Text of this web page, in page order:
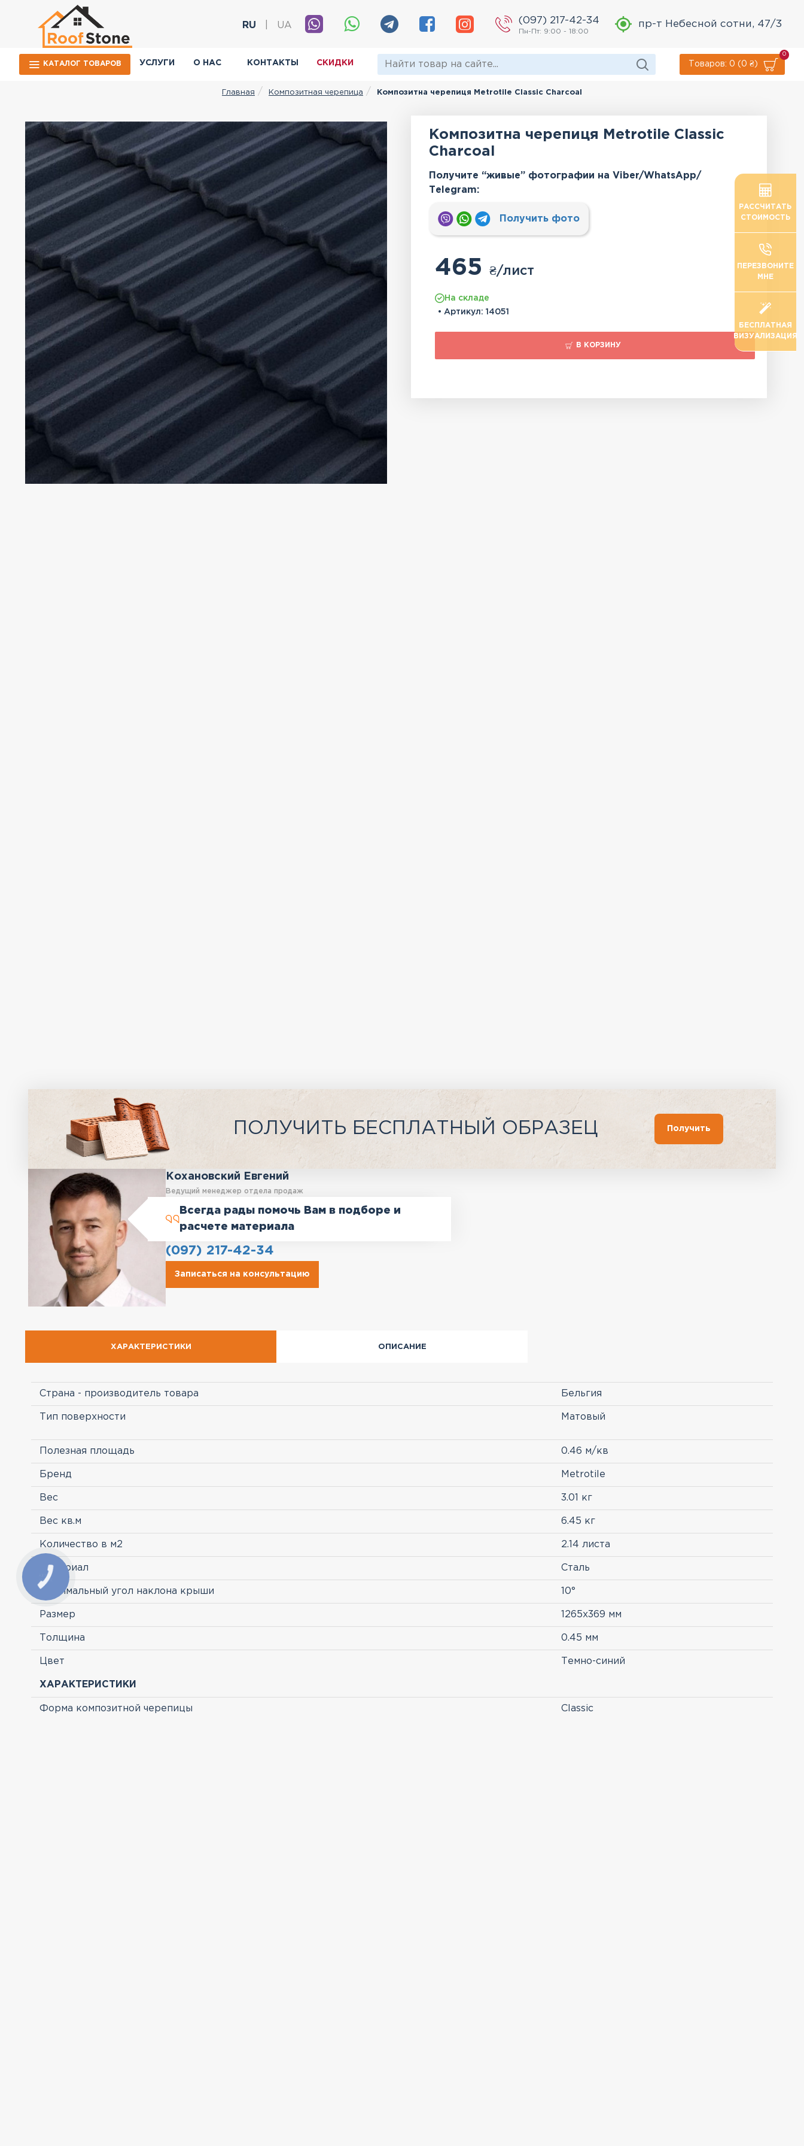
RU UA
(097) 217-42-34
Пн-Пт: 9:00 - 18:00
пр-т Небесной сотни, 47/3
КАТАЛОГ ТОВАРОВ УСЛУГИ О НАС КОНТАКТЫ СКИДКИ Товаров: 0 (0 ₴)
0
Главная Композитная черепица Композитна черепиця Metrotile Classic Charcoal
Композитна черепиця Metrotile Classic
Charcoal
Получите “живые” фотографии на Viber/WhatsApp/
Тelegram:
Получить фото
465 ₴/лист
На складе
• Артикул: 14051
В КОРЗИНУ
ПОЛУЧИТЬ БЕСПЛАТНЫЙ ОБРАЗЕЦ Получить
Кохановский Евгений
Ведущий менеджер отдела продаж
Всегда рады помочь Вам в подборе и
расчете материала
(097) 217-42-34
Записаться на консультацию
ХАРАКТЕРИСТИКИ ОПИСАНИЕ
Страна - производитель товара Бельгия
Тип поверхности Матовый
Полезная площадь 0.46 м/кв
Бренд Metrotile
Вес 3.01 кг
Вес кв.м 6.45 кг
Количество в м2 2.14 листа
Материал Сталь
Минимальный угол наклона крыши 10°
Размер 1265х369 мм
Толщина 0.45 мм
Цвет Темно-синий
ХАРАКТЕРИСТИКИ
Форма композитной черепицы Classic
РАССЧИТАТЬ
СТОИМОСТЬ
ПЕРЕЗВОНИТЕ
МНЕ
БЕСПЛАТНАЯ
ВИЗУАЛИЗАЦИЯ